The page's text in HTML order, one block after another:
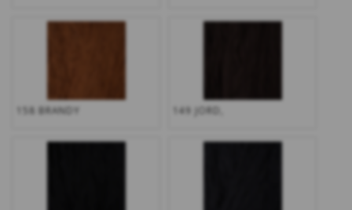
158 BRANDY 149 JORD,